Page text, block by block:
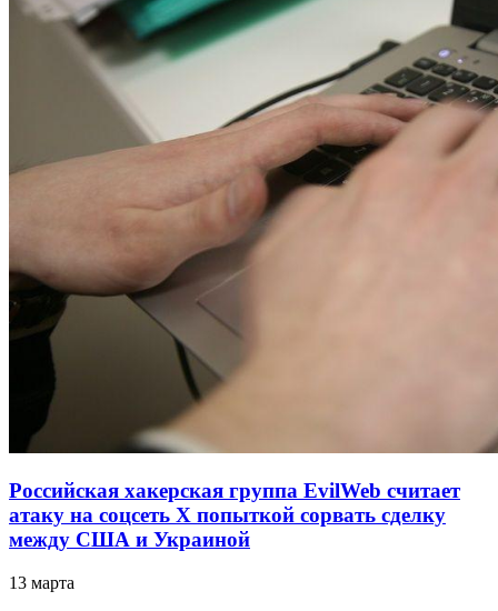
Российская хакерская группа EvilWeb считает
атаку на соцсеть Х попыткой сорвать сделку
между США и Украиной
13 марта